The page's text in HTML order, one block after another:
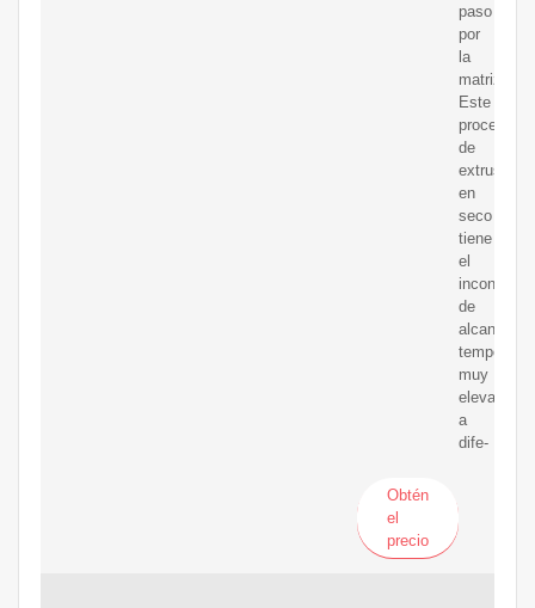
paso
por
la
matriz.
Este
de
extrusión
en
seco
tiene
el
de
alcanzar
muy
elevadas,
a
dife-
Obtén
el
precio